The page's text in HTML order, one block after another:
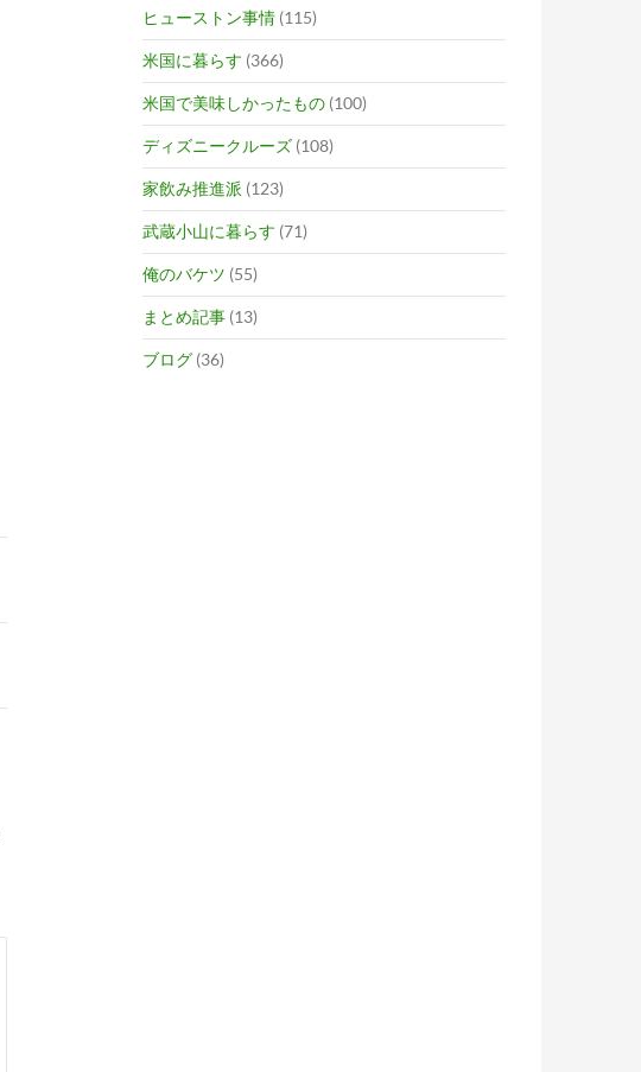
ヒューストン事情 (115)
米国に暮らす (366)
米国で美味しかったもの (100)
ディズニークルーズ (108)
家飲み推進派 (123)
武蔵小山に暮らす (71)
俺のバケツ (55)
まとめ記事 (13)
ブログ (36)